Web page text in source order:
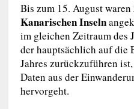
Bis zum 15. August waren
Kanarischen Inseln
im gleichen Zeitraum des
der hauptsächlich auf die
Jahres zurückzuführen
Daten aus der
hervorgeht.